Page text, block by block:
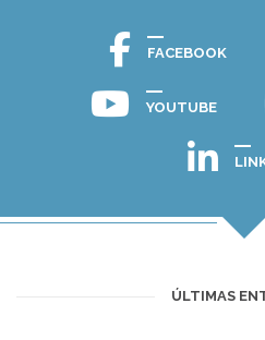
FACEBOOK
YOUTUBE
ÚLTIMAS